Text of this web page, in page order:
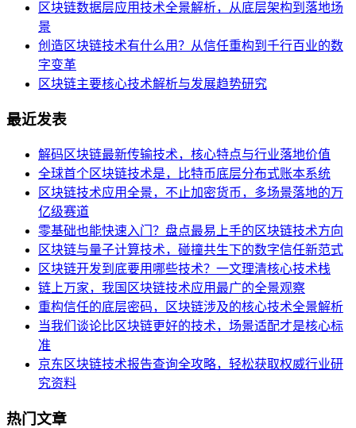
区块链数据层应用技术全景解析，从底层架构到落地场
景
创造区块链技术有什么用？从信任重构到千行百业的数
字变革
区块链主要核心技术解析与发展趋势研究
最近发表
解码区块链最新传输技术，核心特点与行业落地价值
全球首个区块链技术是，比特币底层分布式账本系统
区块链技术应用全景，不止加密货币，多场景落地的万
亿级赛道
零基础也能快速入门？盘点最易上手的区块链技术方向
区块链与量子计算技术，碰撞共生下的数字信任新范式
区块链开发到底要用哪些技术？一文理清核心技术栈
链上万家，我国区块链技术应用最广的全景观察
重构信任的底层密码，区块链涉及的核心技术全景解析
当我们谈论比区块链更好的技术，场景适配才是核心标
准
京东区块链技术报告查询全攻略，轻松获取权威行业研
究资料
热门文章